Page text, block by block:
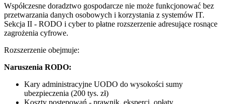
Współczesne doradztwo gospodarcze nie może funkcjonować bez
przetwarzania danych osobowych i korzystania z systemów IT.
Sekcja II - RODO i cyber to płatne rozszerzenie adresujące rosnące
zagrożenia cyfrowe.
Rozszerzenie obejmuje:
Naruszenia RODO:
Kary administracyjne UODO do wysokości sumy
ubezpieczenia (200 tys. zł)